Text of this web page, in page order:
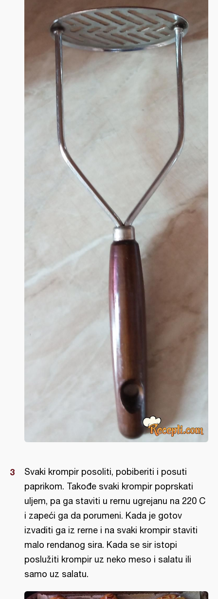
Svaki krompir posoliti, pobiberiti i posuti
paprikom. Takođe svaki krompir poprskati
uljem, pa ga staviti u rernu ugrejanu na 220 C
i zapeći ga da porumeni. Kada je gotov
izvaditi ga iz rerne i na svaki krompir staviti
malo rendanog sira. Kada se sir istopi
poslužiti krompir uz neko meso i salatu ili
samo uz salatu.